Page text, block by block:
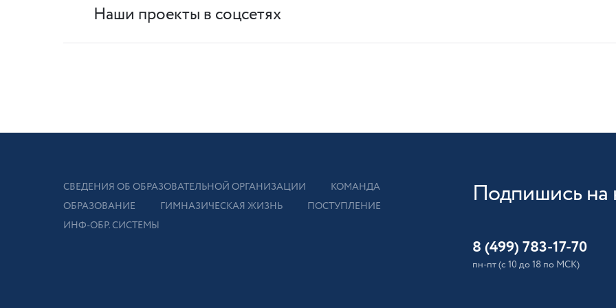
Наши проекты в соцсетях
СВЕДЕНИЯ ОБ ОБРАЗОВАТЕЛЬНОЙ ОРГАНИЗАЦИИ
КОМАНДА
ОБРАЗОВАНИЕ
ГИМНАЗИЧЕСКАЯ ЖИЗНЬ
ПОСТУПЛЕНИЕ
ИНФ-ОБР. СИСТЕМЫ
Подпишись на
8 (499) 783-17-70
пн-пт (с 10 до 18 по МСК)